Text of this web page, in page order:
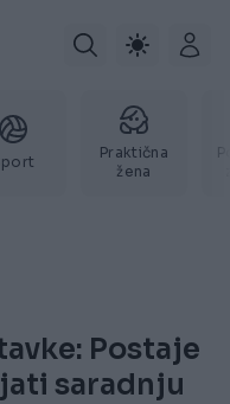
Praktična
žena
Postaje
saradnju